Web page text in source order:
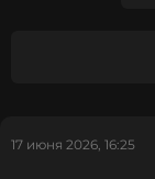
17 июня 2026, 16:25